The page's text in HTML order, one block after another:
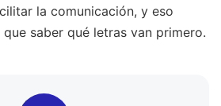
la comunicación, y eso
saber qué letras van primero.